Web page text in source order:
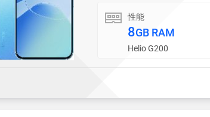
性能
8GB RAM
Helio G200